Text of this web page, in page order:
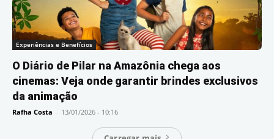
Experiências e Benefícios
O Diário de Pilar na Amazônia chega aos
cinemas: Veja onde garantir brindes exclusivos
da animação
Rafha Costa - 13/01/2026 - 10:16